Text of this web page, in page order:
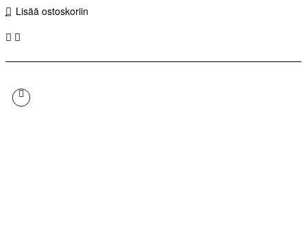
Lisää ostoskoriin